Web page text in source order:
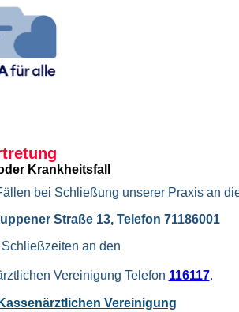
Krankheitsfall
bei Schließung unserer Praxis an
Straße 13, Telefon 71186001
an den
Vereinigung Telefon 116117.
Vereinigung